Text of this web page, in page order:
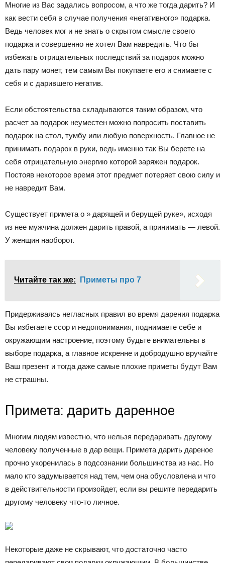
Многие из Вас задались вопросом, а что же тогда дарить? И
как вести себя в случае получения «негативного» подарка.
Ведь человек мог и не знать о скрытом смысле своего
подарка и совершенно не хотел Вам навредить. Что бы
избежать отрицательных последствий за подарок можно
дать пару монет, тем самым Вы покупаете его и снимаете с
себя и с дарившего негатив.
Если обстоятельства складываются таким образом, что
расчет за подарок неуместен можно попросить поставить
подарок на стол, тумбу или любую поверхность. Главное не
принимать подарок в руки, ведь именно так Вы берете на
себя отрицательную энергию которой заряжен подарок.
Постояв некоторое время этот предмет потеряет свою силу и
не навредит Вам.
Существует примета о » дарящей и берущей руке», исходя
из нее мужчина должен дарить правой, а принимать — левой.
У женщин наоборот.
Читайте так же: Приметы про 7
Придерживаясь негласных правил во время дарения подарка
Вы избегаете ссор и недопонимания, поднимаете себе и
окружающим настроение, поэтому будьте внимательны в
выборе подарка, а главное искренне и добродушно вручайте
Ваш презент и тогда даже самые плохие приметы будут Вам
не страшны.
Примета: дарить даренное
Многим людям известно, что нельзя передаривать другому
человеку полученные в дар вещи. Примета дарить дареное
прочно укоренилась в подсознании большинства из нас. Но
мало кто задумывается над тем, чем она обусловлена и что
в действительности произойдет, если вы решите передарить
другому человеку что-то личное.
Некоторые даже не скрывают, что достаточно часто